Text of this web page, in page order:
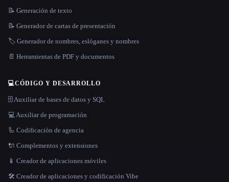
📝 Generación de texto
📝 Generador de cartas de presentación
🏷️ Generador de nombres, eslóganes y nombres
📄 Herramientas de PDF y documentos
💻CÓDIGO Y DESARROLLO
🗄️ Auxiliar de bases de datos y SQL
💻 Auxiliar de programación
🦾 Codificación de agencia
🔌 Complementos y extensiones
📱 Creador de aplicaciones móviles
🛠️ Creador de aplicaciones y codificación Vibe